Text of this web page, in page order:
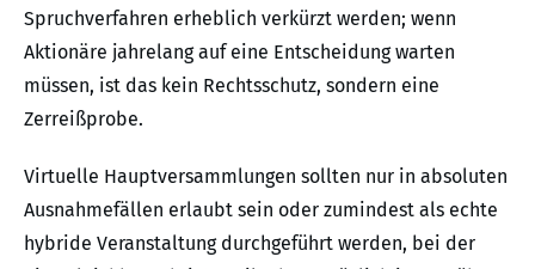
Spruchverfahren erheblich verkürzt werden; wenn
Aktionäre jahrelang auf eine Entscheidung warten
müssen, ist das kein Rechtsschutz, sondern eine
Zerreißprobe.
Virtuelle Hauptversammlungen sollten nur in absoluten
Ausnahmefällen erlaubt sein oder zumindest als echte
hybride Veranstaltung durchgeführt werden, bei der